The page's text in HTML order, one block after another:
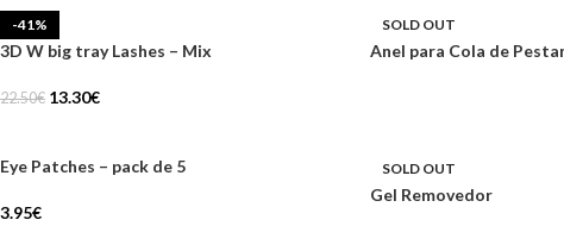
-41%
3D W big tray Lashes – Mix
22.50€ 13.30€
SOLD OUT
Anel para Cola de
Eye Patches – pack de 5
3.95€
SOLD OUT
Gel Removedor